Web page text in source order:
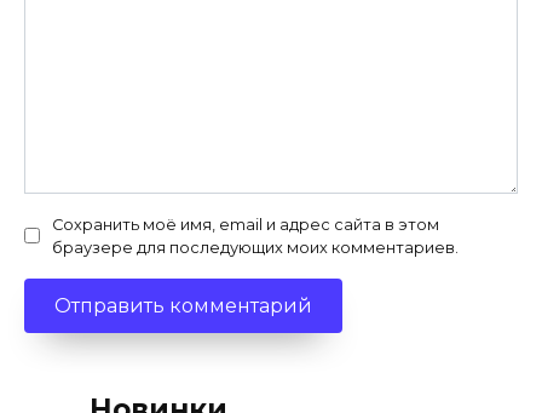
Сохранить моё имя, email и адрес сайта в этом
браузере для последующих моих комментариев.